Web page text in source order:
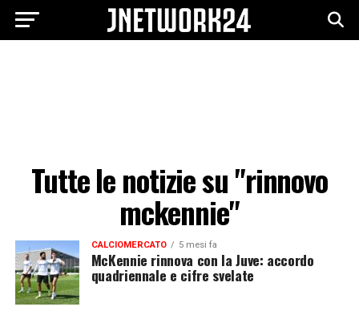
Tutte le notizie su "rinnovo
mckennie"
CALCIOMERCATO 5 mesi fa
McKennie rinnova con la Juve: accordo
quadriennale e cifre svelate